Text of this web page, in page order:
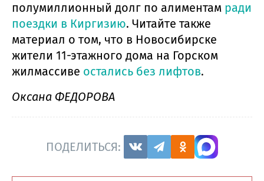
полумиллионный долг по алиментам ради
поездки в Киргизию. Читайте также
материал о том, что в Новосибирске
жители 11-этажного дома на Горском
жилмассиве остались без лифтов.
Оксана ФЕДОРОВА
ПОДЕЛИТЬСЯ: